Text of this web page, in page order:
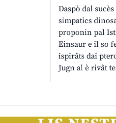
Daspò dal
simpatics
proponin pal
Einsaur e il so
ispirâts dai
Jugn al è rivât